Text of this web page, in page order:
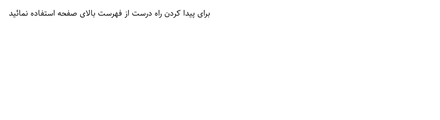
برای پیدا کردن راه درست از فهرست بالای صفحه استفاده نمائید